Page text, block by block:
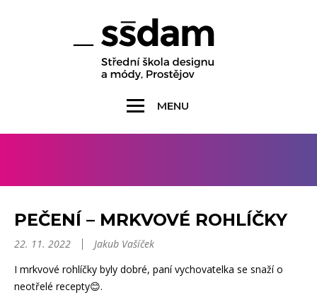
MENU
PEČENÍ – MRKVOVÉ ROHLÍČKY
22. 11. 2022
Jakub Vašíček
I mrkvové rohlíčky byly dobré, paní vychovatelka se snaží o
neotřelé recepty😊.